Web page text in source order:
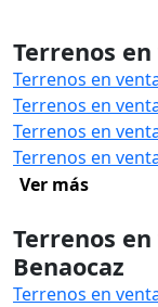
Terrenos
Terrenos en
Terrenos en
Terrenos en
Terrenos en
Ver más
Terrenos
Benaocaz
Terrenos en